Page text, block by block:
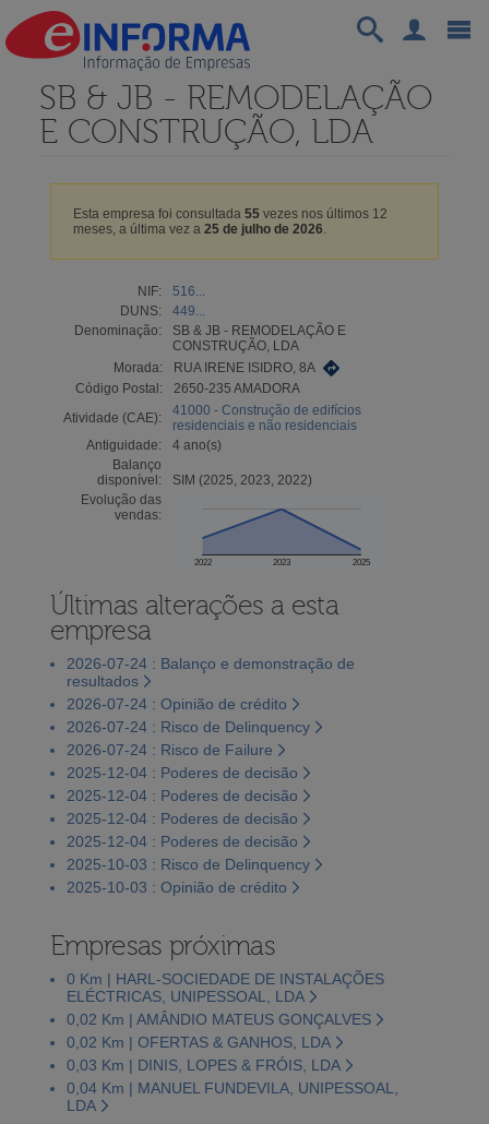
SB & JB - REMODELAÇÃO
E CONSTRUÇÃO, LDA
Esta empresa foi consultada 55vezes nos últimos 12
meses, a última vez a 25 de julho de 2026.
NIF:
516...
DUNS:
449...
Denominação:
SB & JB - REMODELAÇÃO E
CONSTRUÇÃO, LDA
Morada:
RUA IRENE ISIDRO, 8A
Código Postal:
2650-235 AMADORA
Atividade (CAE):
41000 - Construção de edifícios
residenciais e não residenciais
Antiguidade:
4 ano(s)
Balanço
disponível:
SIM (2025, 2023, 2022)
Evolução das
vendas:
2022 2023 2025
Últimas alterações a esta
empresa
2026-07-24 : Balanço e demonstração de
resultados
2026-07-24 : Opinião de crédito
2026-07-24 : Risco de Delinquency
2026-07-24 : Risco de Failure
2025-12-04 : Poderes de decisão
2025-12-04 : Poderes de decisão
2025-12-04 : Poderes de decisão
2025-12-04 : Poderes de decisão
2025-10-03 : Risco de Delinquency
2025-10-03 : Opinião de crédito
Empresas próximas
0 Km | HARL-SOCIEDADE DE INSTALAÇÕES
ELÉCTRICAS, UNIPESSOAL, LDA
0,02 Km | AMÂNDIO MATEUS GONÇALVES
0,02 Km | OFERTAS & GANHOS, LDA
0,03 Km | DINIS, LOPES & FRÓIS, LDA
0,04 Km | MANUEL FUNDEVILA, UNIPESSOAL,
LDA